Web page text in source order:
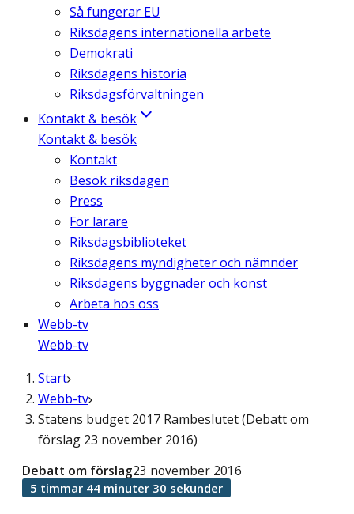
Så fungerar EU
Riksdagens internationella arbete
Demokrati
Riksdagens historia
Riksdagsförvaltningen
Kontakt & besök
Kontakt & besök
Kontakt
Besök riksdagen
Press
För lärare
Riksdagsbiblioteket
Riksdagens myndigheter och nämnder
Riksdagens byggnader och konst
Arbeta hos oss
Webb-tv
Webb-tv
Start
Webb-tv
Statens budget 2017 Rambeslutet (Debatt om
förslag 23 november 2016)
Debatt om förslag23 november 2016
5 timmar 44 minuter 30 sekunder